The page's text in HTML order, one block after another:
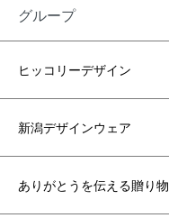
グループ
ヒッコリーデザイン
新潟デザインウェア
ありがとうを伝える贈り物